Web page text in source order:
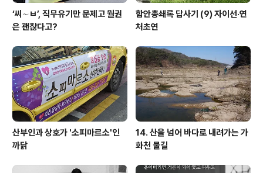
‘씨∼ㅂ’, 직무유기만 문제고 월권
은 괜찮다고?
함안총쇄록 답사기 (9) 자이선·연
처초연
산부인과 상호가 '소피마르소'인
까닭
14. 산을 넘어 바다로 내려가는 가
화천 물길